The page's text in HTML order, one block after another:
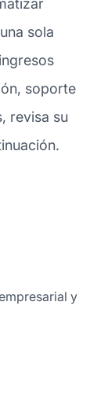
sola
soporte
revisa su
y